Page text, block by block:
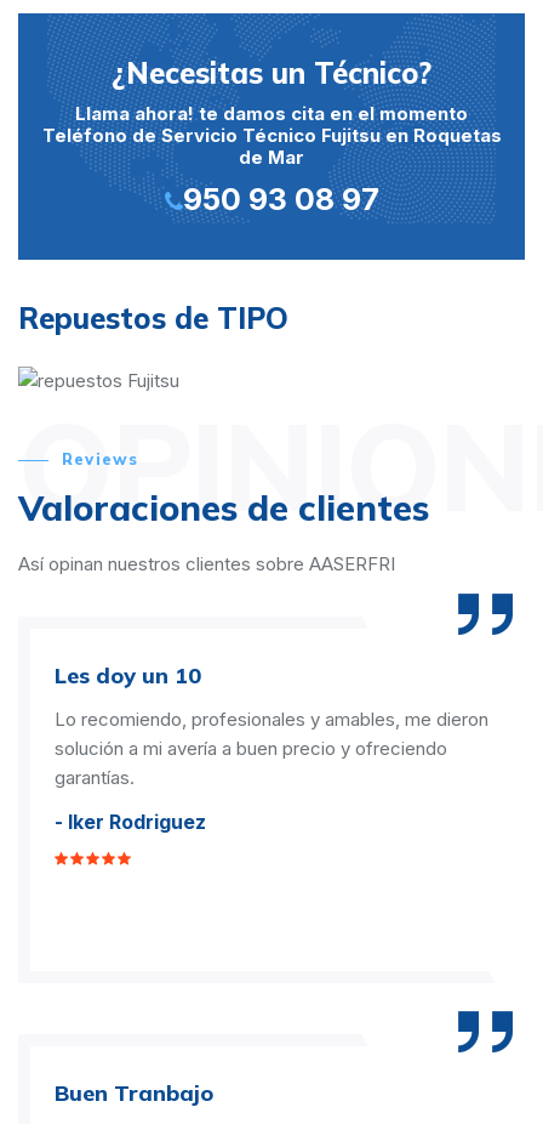
¿Necesitas un Técnico?
Llama ahora! te damos cita en el momento
Teléfono de Servicio Técnico Fujitsu en Roquetas
de Mar
950 93 08 97
Repuestos de TIPO
Reviews
Valoraciones de clientes
Así opinan nuestros clientes sobre AASERFRI
Les doy un 10
Lo recomiendo, profesionales y amables, me dieron
solución a mi avería a buen precio y ofreciendo
garantías.
- Iker Rodriguez
Buen Tranbajo